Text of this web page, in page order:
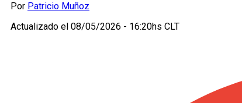
Por Patricio Muñoz
Actualizado el 08/05/2026 - 16:20hs CLT